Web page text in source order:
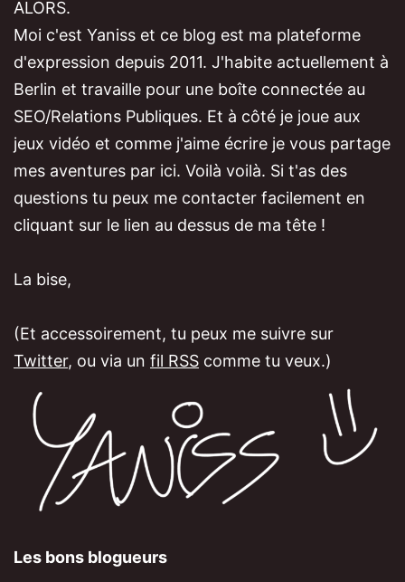
ALORS.
Moi c'est Yaniss et ce blog est ma plateforme
d'expression depuis 2011. J'habite actuellement à
Berlin et travaille pour une boîte connectée au
SEO/Relations Publiques. Et à côté je joue aux
jeux vidéo et comme j'aime écrire je vous partage
mes aventures par ici. Voilà voilà. Si t'as des
questions tu peux me contacter facilement en
cliquant sur le lien au dessus de ma tête !
La bise,
(Et accessoirement, tu peux me suivre sur
Twitter, ou via un fil RSS comme tu veux.)
Les bons blogueurs